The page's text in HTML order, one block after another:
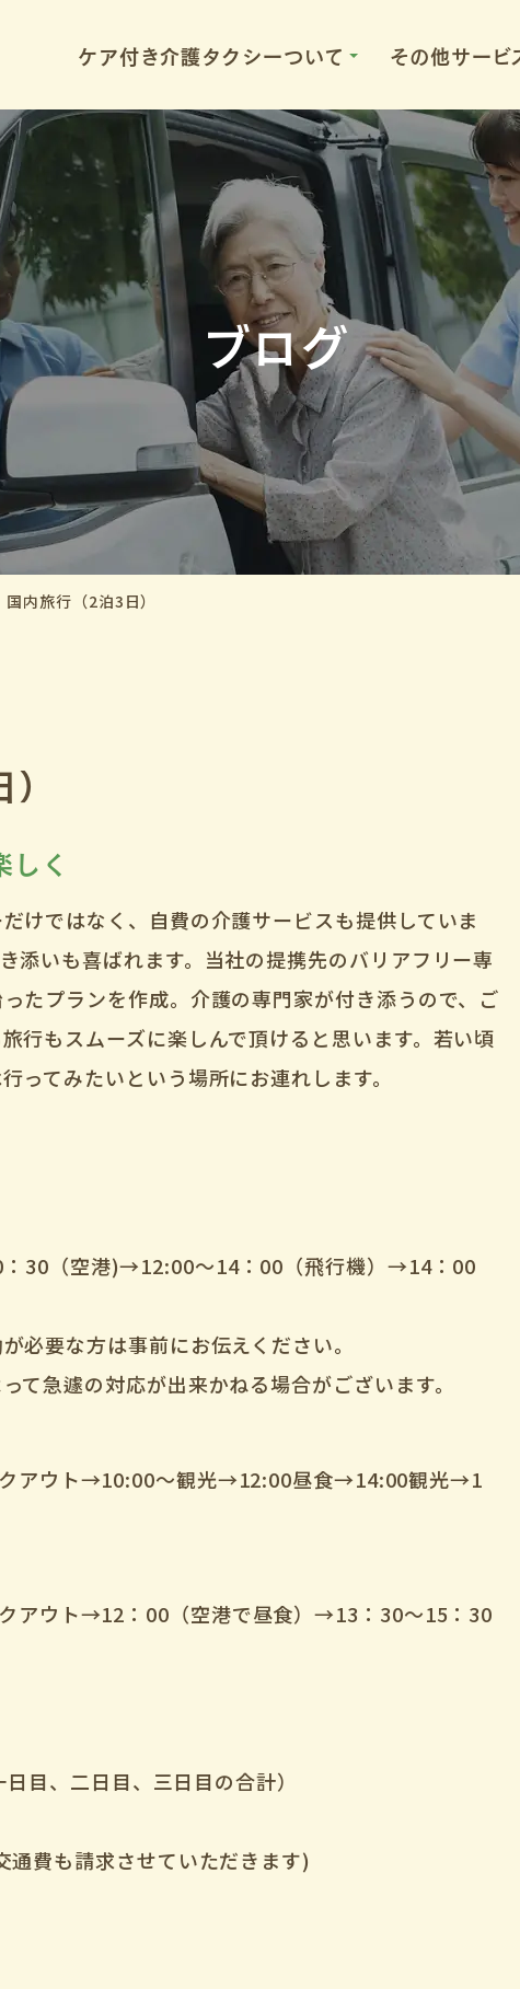
ケア付き介護タクシーついて その他サービ
ブログ
国内旅行（2泊3日）
く
けではなく、自費の介護サービスも提供していま
添いも喜ばれます。当社の提携先のバリアフリー専
たプランを作成。介護の専門家が付き添うので、ご
行もスムーズに楽しんで頂けると思います。若い頃
ってみたいという場所にお連れします。
30（空港)→12:00～14：00（飛行機）→14：00
必要な方は事前にお伝えください。
て急遽の対応が出来かねる場合がございます。
アウト→10:00～観光→12:00昼食→14:00観光→1
アウト→12：00（空港で昼食）→13：30～15：30
目、二日目、三日目の合計）
費も請求させていただきます)